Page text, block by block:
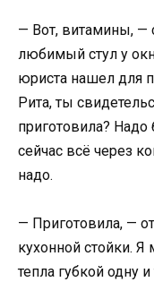
— Вот, витамины, —
любимый стул у
юриста нашел для
Рита, ты
приготовила?
сейчас всё через
надо.
— Приготовила, —
кухонной стойки.
тепла губкой одну